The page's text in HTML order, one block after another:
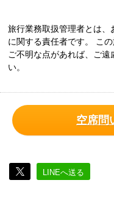
旅行業務取扱管理者とは、
に関する責任者です。 こ
ご不明な点があれば、ご
い。
空席問
LINEへ送る